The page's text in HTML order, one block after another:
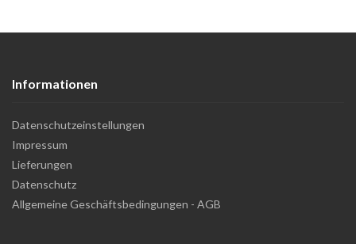
Informationen
Datenschutzeinstellungen
Impressum
Lieferungen
Datenschutz
Allgemeine Geschäftsbedingungen - AGB